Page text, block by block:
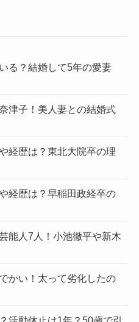
る？結婚して5年の愛妻
津子！美人妻との結婚式
経歴は？東北大院卒の理
経歴は？早稲田政経卒の
能人7人！小池徹平や新木
かい！太って劣化したの